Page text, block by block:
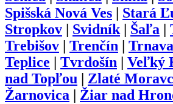
Spišská Nová Ves
Stará
Stropkov
Svidník| Šaľa
Trebišov
Trenčín Trnava
Teplice
Tvrdošín Veľký
nad Topľou
Zlaté
Žarnovica
Žiar nad